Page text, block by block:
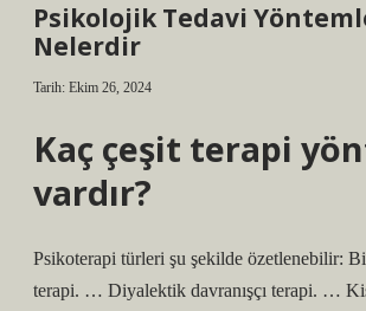
Psikolojik Tedavi
Nelerdir
Tarih: Ekim 26, 2024
Kaç çeşit terapi
vardır?
Psikoterapi türleri şu şekilde özetlenebilir:
terapi. … Diyalektik davranışçı terapi. …